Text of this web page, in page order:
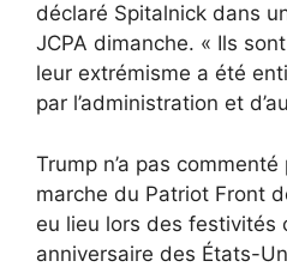
déclaré Spitalnick dans
JCPA dimanche. « Ils
leur extrémisme a été
par l’administration et
Trump n’a pas
marche du Patriot Front
eu lieu lors des festivités
anniversaire des États-